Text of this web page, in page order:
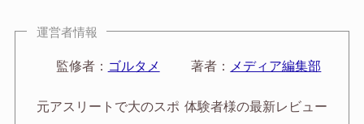
運営者情報
監修者： ゴルタメ
元アスリートで大のスポ
著者： メディア編集部
体験者様の最新レビュー